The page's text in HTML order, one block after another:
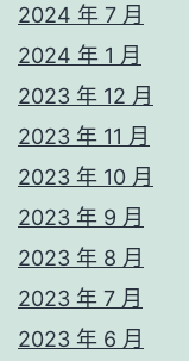
2024 年 7 月
2024 年 1 月
2023 年 12 月
2023 年 11 月
2023 年 10 月
2023 年 9 月
2023 年 8 月
2023 年 7 月
2023 年 6 月